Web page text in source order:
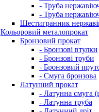
- Труба
- Труба
Шестигранник
Кольоровий металопрокат
Бронзовий прокат
- Бронзові втулки
- Бронзові труби
- Бронзовий
- Смуга бронзова
Латунний прокат
- Латунна смуга
- Латунна труба